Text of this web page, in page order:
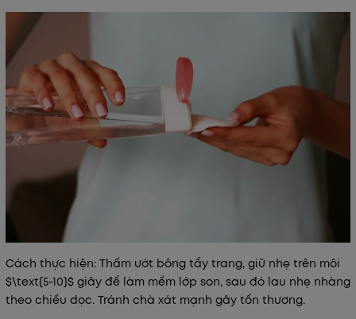
Cách thực hiện: Thấm ướt bông tẩy trang, giữ nhẹ trên môi
$\text{5-10}$ giây để làm mềm lớp son, sau đó lau nhẹ nhàng
theo chiều dọc. Tránh chà xát mạnh gây tổn thương.